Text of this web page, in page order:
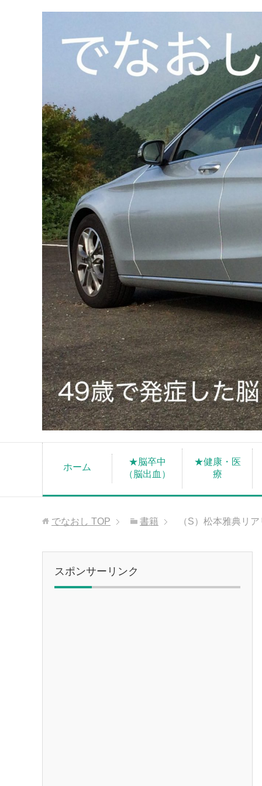
ホーム
★脳卒中
（脳出血）
★健康・医
療
でなおし TOP 書籍 （S）松本雅典リ
スポンサーリンク